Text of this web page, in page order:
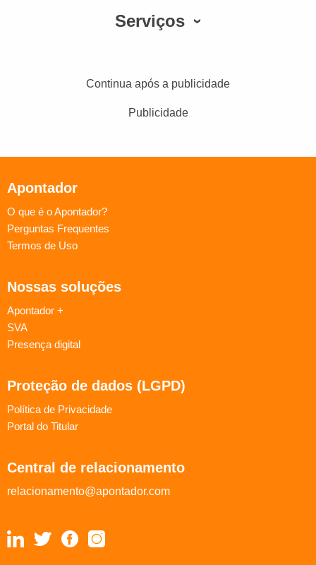
Serviços
Continua após a publicidade
Publicidade
Apontador
O que é o Apontador?
Perguntas Frequentes
Termos de Uso
Nossas soluções
Apontador +
SVA
Presença digital
Proteção de dados (LGPD)
Política de Privacidade
Portal do Titular
Central de relacionamento
relacionamento@apontador.com